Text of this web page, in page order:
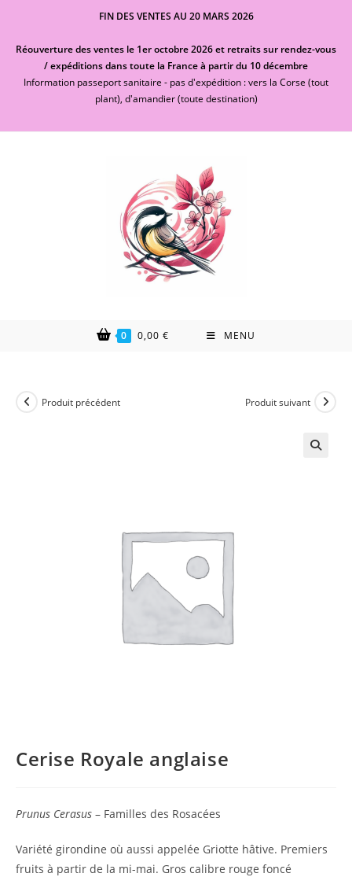
content
FIN DES VENTES AU 20 MARS 2026
Réouverture des ventes le 1er octobre 2026 et retraits sur rendez-vous
/ expéditions dans toute la France à partir du 10 décembre
Information passeport sanitaire - pas d'expédition : vers la Corse (tout
plant), d'amandier (toute destination)
0 0,00 € MENU
Produit précédent Produit suivant
Cerise Royale anglaise
Prunus Cerasus – Familles des Rosacées
Variété girondine où aussi appelée Griotte hâtive. Premiers
fruits à partir de la mi-mai. Gros calibre rouge foncé